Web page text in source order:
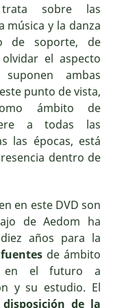
sobre las
música y la danza
de soporte, de
el aspecto
ambas
punto de vista,
ámbito de
a todas las
las épocas, está
dentro de
en este DVD son
de Aedom ha
años para la
de ámbito
en el futuro a
y su estudio. El
de la